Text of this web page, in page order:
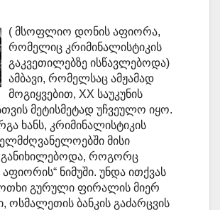
( მსოფლიო დონის აფიორა,
რომელიც კრიმინალისტიკის
გაკვეთილებზე ისწავლებოდა)
ამბავი, რომელსაც ამჟამად
მოგიყვებით, XX საუკუნის
მეტისმეტად უჩვეულო იყო.
ხანს, კრიმინალისტიკის
მისი
როგორც
ნიმუში. უნდა ითქვას
გურული ფირალის მიერ
ოსმალეთის ბანკის გაძარცვის